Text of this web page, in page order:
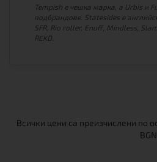
Tempish е чешка марка, а Urbis и
подбрандове. Statesides е
SFR, Rio roller, Enuff, Mindless,
REKD.